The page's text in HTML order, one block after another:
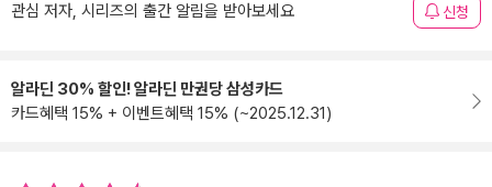
관심 저자, 시리즈의 출간 알림을 받아보세요 신청
알라딘 30% 할인! 알라딘 만권당 삼성카드
카드혜택 15% + 이벤트혜택 15% (~2025.12.31)